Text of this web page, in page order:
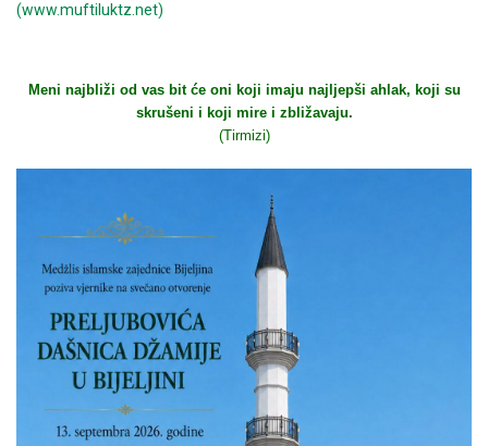
(www.muftiluktz.net)
Meni najbliži od vas bit će oni koji imaju najljepši ahlak, koji su
skrušeni i koji mire i zbližavaju.
(Tirmizi)